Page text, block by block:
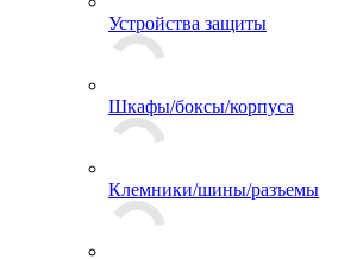
Устройства защиты
Шкафы/боксы/корпуса
Клемники/шины/разъемы